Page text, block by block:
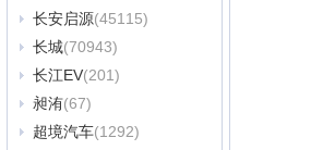
长安启源(45115)
长城(70943)
长江EV(201)
昶洧(67)
超境汽车(1292)